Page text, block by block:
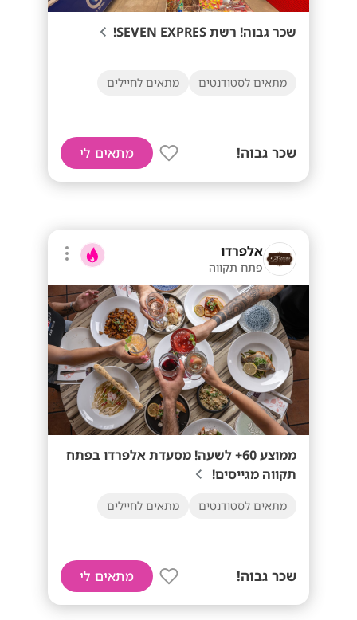
שכר גבוה! רשת SEVEN EXPRES!
מתאים לסטודנטים מתאים לחיילים
שכר גבוה! מתאים לי
אלפרדו
פתח תקווה
ממוצע 60+ לשעה! מסעדת אלפרדו בפתח
תקווה מגייסים!
מתאים לסטודנטים מתאים לחיילים
שכר גבוה! מתאים לי